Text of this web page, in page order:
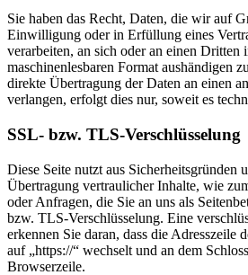
Sie haben das Recht, Daten, die wir auf
Einwilligung oder in Erfüllung eines
verarbeiten, an sich oder an einen Dritten
maschinenlesbaren Format aushändigen
direkte Übertragung der Daten an einen
verlangen, erfolgt dies nur, soweit es
SSL- bzw. TLS-Verschlüsselung
Diese Seite nutzt aus Sicherheitsgründen
Übertragung vertraulicher Inhalte, wie
oder Anfragen, die Sie an uns als
bzw. TLS-Verschlüsselung. Eine
erkennen Sie daran, dass die Adresszeile
auf „https://“ wechselt und an dem
Browserzeile.